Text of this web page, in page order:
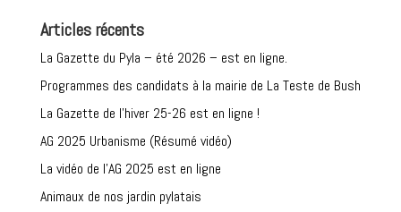
Articles récents
La Gazette du Pyla – été 2026 – est en ligne.
Programmes des candidats à la mairie de La Teste de Bush
La Gazette de l’hiver 25-26 est en ligne !
AG 2025 Urbanisme (Résumé vidéo)
La vidéo de l’AG 2025 est en ligne
Animaux de nos jardin pylatais